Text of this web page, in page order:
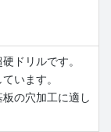
ドリルです。
います。
の穴加工に適し